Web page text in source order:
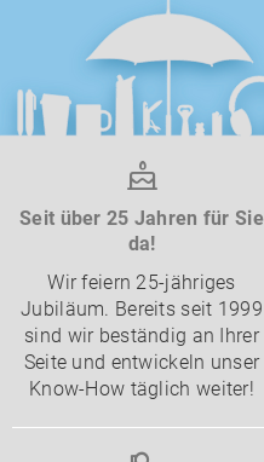
Seit über 25 Jahren für Sie
da!
Wir feiern 25-jähriges
Jubiläum. Bereits seit 1999
sind wir beständig an Ihrer
Seite und entwickeln unser
Know-How täglich weiter!